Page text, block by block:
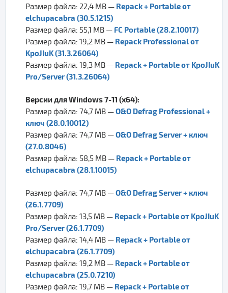
Размер файла: 22,4 MB — Repack + Portable от
elchupacabra (30.5.1215)
Размер файла: 55,1 MB — FC Portable (28.2.10017)
Размер файла: 19,2 MB — Repack Professional от
KpoJIuK (31.3.26064)
Размер файла: 19,3 MB — Repack + Portable от KpoJIuK
Pro/Server (31.3.26064)
Версии для Windows 7-11 (x64):
Размер файла: 74,7 MB —O&O Defrag Professional +
ключ (28.0.10012)
Размер файла: 74,7 MB —O&O Defrag Server + ключ
(27.0.8046)
Размер файла: 58,5 MB — Repack + Portable от
elchupacabra (28.1.10015)
Размер файла: 74,7 MB —O&O Defrag Server + ключ
(26.1.7709)
Размер файла: 13,5 MB — Repack + Portable от KpoJIuK
Pro/Server (26.1.7709)
Размер файла: 14,4 MB — Repack + Portable от
elchupacabra (26.1.7709)
Размер файла: 19,2 MB — Repack + Portable от
elchupacabra (25.0.7210)
Размер файла: 19,7 MB — Repack + Portable от